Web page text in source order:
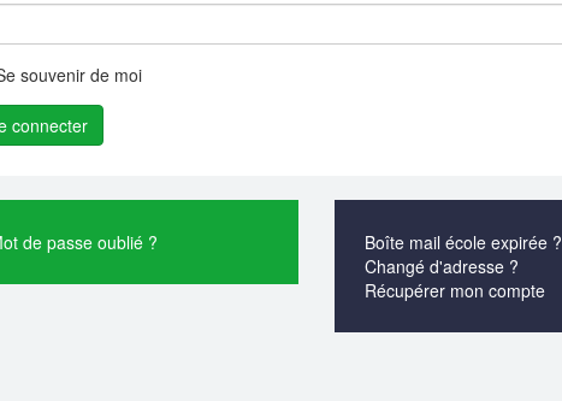
souvenir de moi
de passe oublié ?
Boîte mail école expirée ?
Changé d'adresse ?
Récupérer mon compte